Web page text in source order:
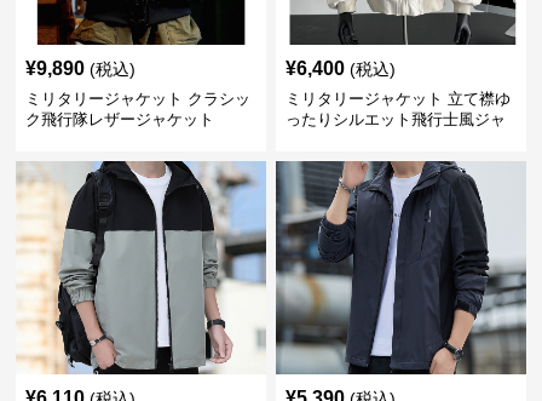
¥9,890 (税込)
ミリタリージャケット クラシッ
ク飛行隊レザージャケット
¥6,400 (税込)
ミリタリージャケット 立て襟ゆ
ったりシルエット飛行士風ジャ